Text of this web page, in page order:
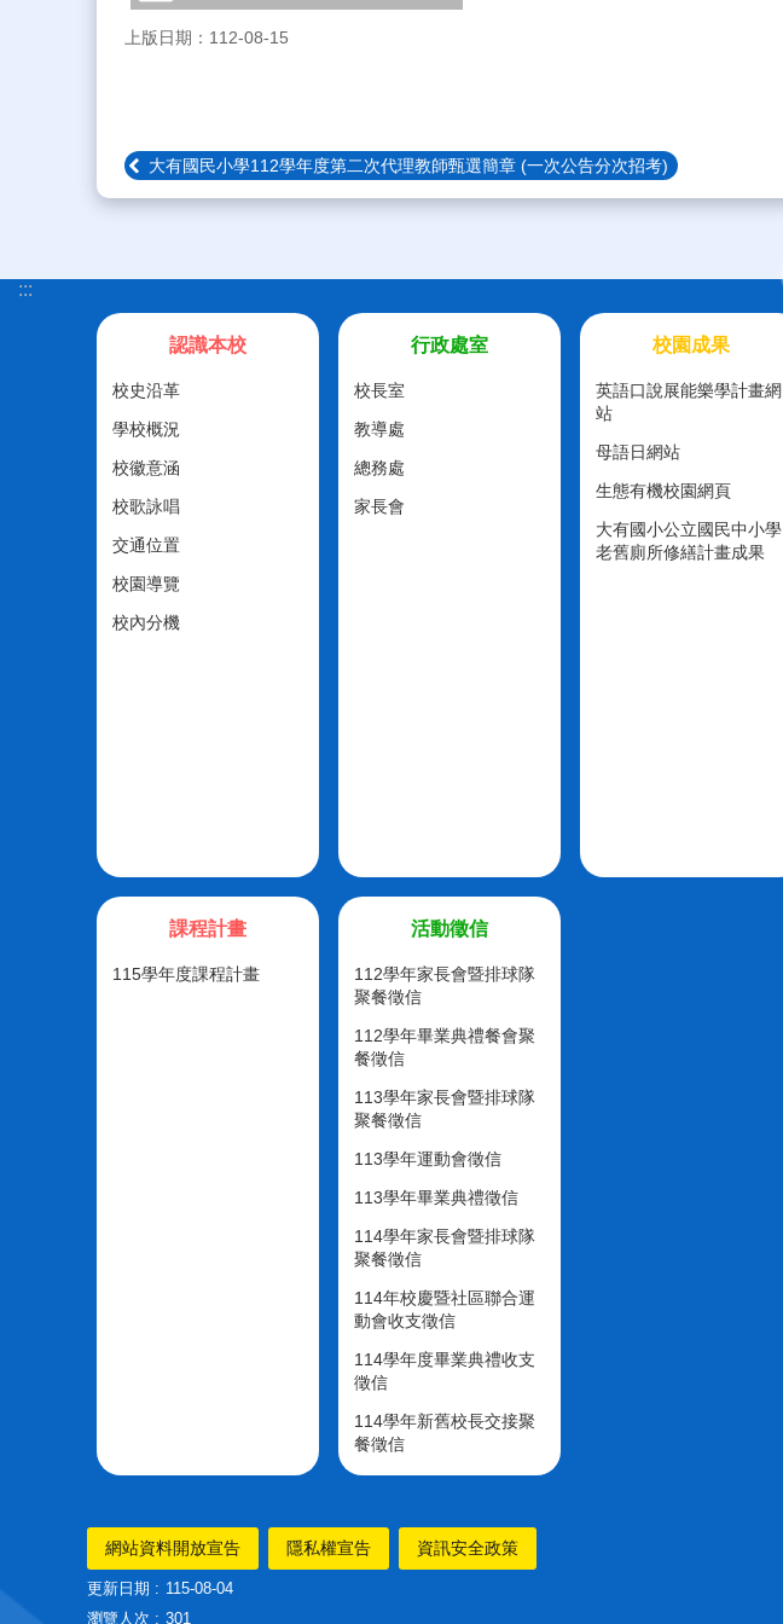
上版日期：112-08-15
大有國民小學112學年度第二次代理教師甄選簡章 (一次公告分次招考)
:::
認識本校
校史沿革
學校概況
校徽意涵
校歌詠唱
交通位置
校園導覽
校內分機
行政處室
校長室
教導處
總務處
家長會
校園成果
英語口說展能樂學計畫網
站
母語日網站
生態有機校園網頁
大有國小公立國民中小學
老舊廁所修繕計畫成果
課程計畫
115學年度課程計畫
活動徵信
112學年家長會暨排球隊
聚餐徵信
112學年畢業典禮餐會聚
餐徵信
113學年家長會暨排球隊
聚餐徵信
113學年運動會徵信
113學年畢業典禮徵信
114學年家長會暨排球隊
聚餐徵信
114年校慶暨社區聯合運
動會收支徵信
114學年度畢業典禮收支
徵信
114學年新舊校長交接聚
餐徵信
網站資料開放宣告 隱私權宣告 資訊安全政策
更新日期
115-08-04
瀏覽人次
301